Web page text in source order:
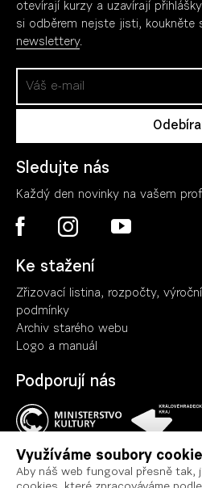
otevírají kurzy a uzavírají
si odběrem nejste jisti, koukněte
newslettery.
Sledujte nás
Každý den novinky na vašem
Ke stažení
Zřizovací listina, rozpočty,
podmínky
Archiv starého webu
Logo a manuál
Podporují nás
Využíváme soubory
Aby náš web fungoval přesně tak,